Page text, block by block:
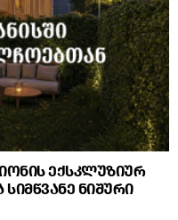
ექსკლუზიურ
ნიშური